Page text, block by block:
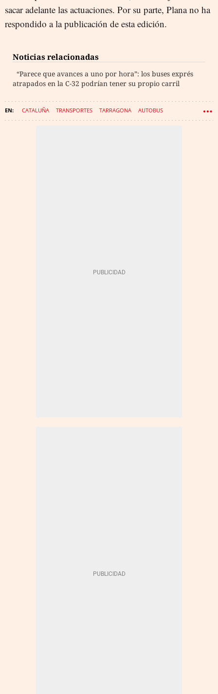
sacar adelante las actuaciones. Por su parte, Plana no ha
respondido a la publicación de esta edición.
Noticias relacionadas
“Parece que avances a uno por hora”: los buses exprés
atrapados en la C-32 podrían tener su propio carril
CATALUÑA TRANSPORTES TARRAGONA AUTOBUS